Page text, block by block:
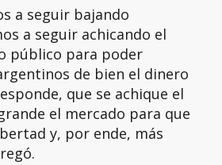
a seguir bajando
a seguir achicando el
público para poder
de bien el dinero
que se achique el
el mercado para que
y, por ende, más